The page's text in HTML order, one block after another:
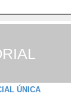
ÚNICA